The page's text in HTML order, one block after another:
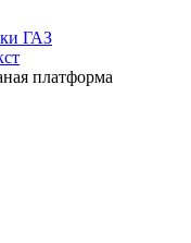
ГАЗ
платформа